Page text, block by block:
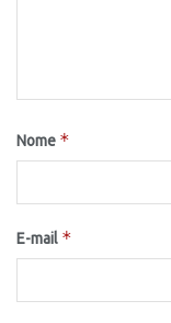
Nome *
E-mail *